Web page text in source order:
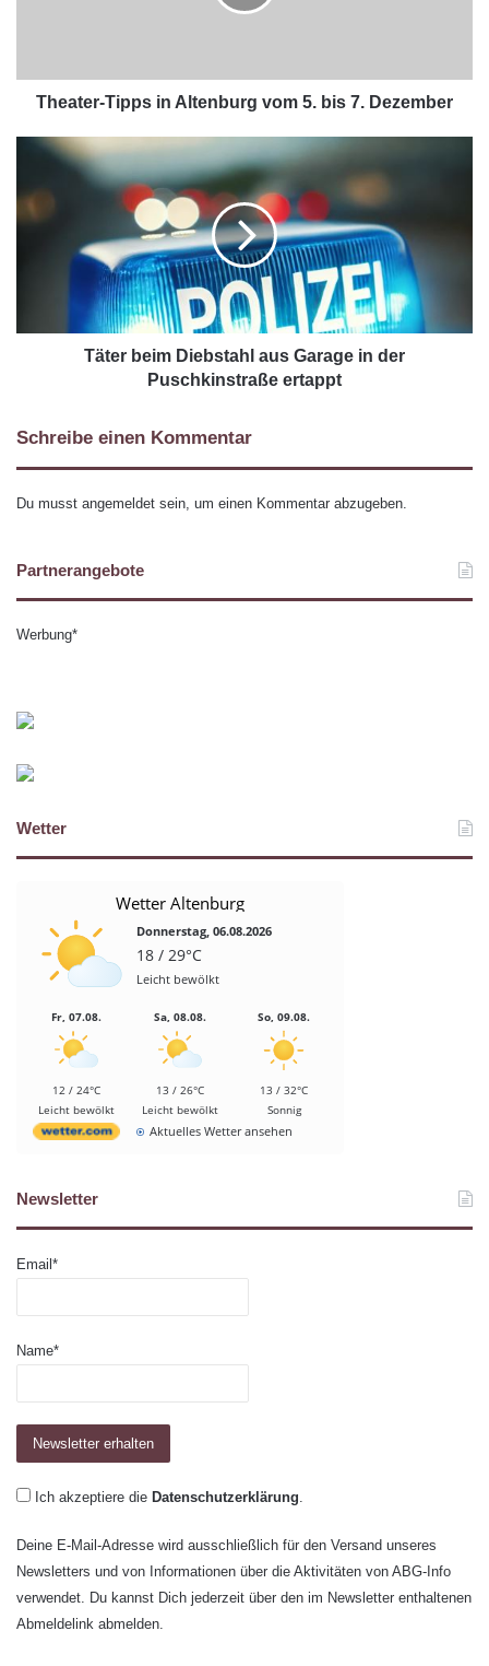
Theater-Tipps in Altenburg vom 5. bis 7. Dezember
Täter beim Diebstahl aus Garage in der
Puschkinstraße ertappt
Schreibe einen Kommentar
Du musst angemeldet sein, um einen Kommentar abzugeben.
Partnerangebote
Werbung*
Wetter
Wetter Altenburg
Donnerstag, 06.08.2026
18 / 29°C
Leicht bewölkt
Fr, 07.08.
12 / 24°C
Leicht bewölkt
Sa, 08.08.
13 / 26°C
Leicht bewölkt
So, 09.08.
13 / 32°C
Sonnig
Aktuelles Wetter ansehen
Newsletter
Email*
Name*
Ich akzeptiere die Datenschutzerklärung
Deine E-Mail-Adresse wird ausschließlich für den Versand unseres
Newsletters und von Informationen über die Aktivitäten von ABG-Info
verwendet. Du kannst Dich jederzeit über den im Newsletter enthaltenen
Abmeldelink abmelden.